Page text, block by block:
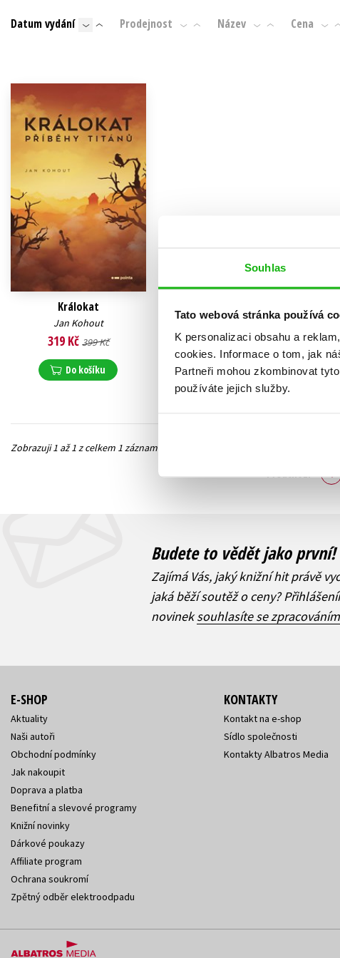
Souhlas
Tato webová stránka používá
K personalizaci obsahu a
cookies. Informace o tom, jak
Partneři mohou zkombinovat
používáte jejich služby.
Beletrie pro děti
Byznys a ekonomie
Jazyky
Datum vydání Prodejnost Název Cena
Králokat
Jan Kohout
319 Kč 399 Kč
Do košíku
Zobrazuji 1 až 1 z celkem 1 záznamů
Předchozí 1
Budete to vědět jako první!
Zajímá Vás, jaký knižní hit právě
jaká běží soutěž o ceny?
novineksouhlasíte se
E-SHOP
Aktuality
Naši autoři
Obchodní podmínky
Jak nakoupit
Doprava a platba
Benefitní a slevové programy
Knižní novinky
Dárkové poukazy
Affiliate program
Ochrana soukromí
Zpětný odběr elektroodpadu
KONTAKTY
Kontakt na e-shop
Sídlo společnosti
Kontakty Albatros Media